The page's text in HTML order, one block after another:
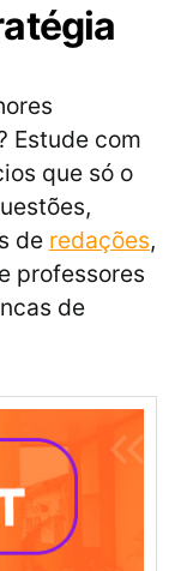
Estude com
que só o
de redações,
professores
de